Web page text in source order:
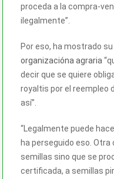
proceda a la compra-
ilegalmente”.
Por eso, ha mostrado
organizacióna agraria
decir que se quiere
royaltis por el reempleo
así”.
“Legalmente puede
ha perseguido eso. Otra
semillas sino que se
certificada, a semillas